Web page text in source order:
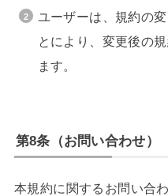
ユーザーは、規約の
とにより、変更後の
ます。
第8条（お問い合わせ）
本規約に関するお問い合